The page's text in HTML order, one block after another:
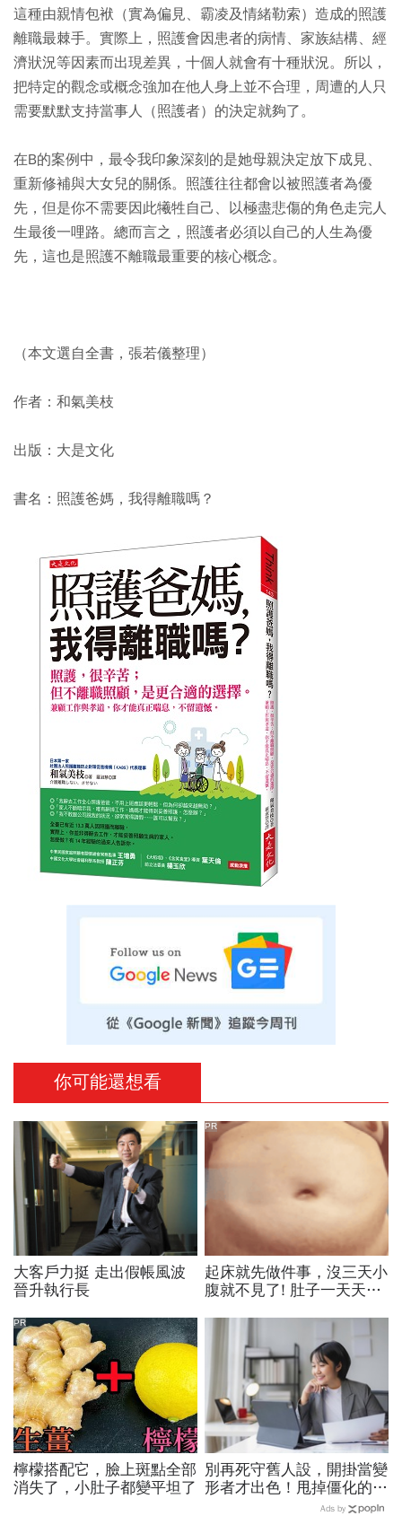
這種由親情包袱（實為偏見、霸凌及情緒勒索）造成的照護
離職最棘手。實際上，照護會因患者的病情、家族結構、經
濟狀況等因素而出現差異，十個人就會有十種狀況。所以，
把特定的觀念或概念強加在他人身上並不合理，周遭的人只
需要默默支持當事人（照護者）的決定就夠了。
在B的案例中，最令我印象深刻的是她母親決定放下成見、
重新修補與大女兒的關係。照護往往都會以被照護者為優
先，但是你不需要因此犧牲自己、以極盡悲傷的角色走完人
生最後一哩路。總而言之，照護者必須以自己的人生為優
先，這也是照護不離職最重要的核心概念。
（本文選自全書，張若儀整理）
作者：和氣美枝
出版：大是文化
書名：照護爸媽，我得離職嗎？
你可能還想看
大客戶力挺 走出假帳風波
晉升執行長
起床就先做件事，沒三天小
腹就不見了! 肚子一天天變
PR
檸檬搭配它，臉上斑點全部
消失了，小肚子都變平坦了
PR
別再死守舊人設，開掛當變
形者才出色！甩掉僵化的
「做自己」，用「隨機應
Ads by